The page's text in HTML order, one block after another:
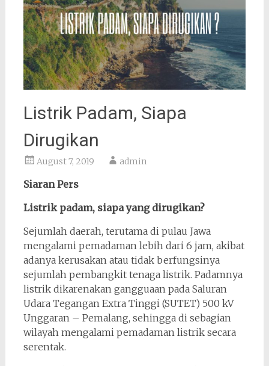
Listrik Padam, Siapa
Dirugikan
August 7, 2019 admin
Siaran Pers
Listrik padam, siapa yang dirugikan?
Sejumlah daerah, terutama di pulau Jawa
mengalami pemadaman lebih dari 6 jam, akibat
adanya kerusakan atau tidak berfungsinya
sejumlah pembangkit tenaga listrik. Padamnya
listrik dikarenakan gangguaan pada Saluran
Udara Tegangan Extra Tinggi (SUTET) 500 kV
Unggaran – Pemalang, sehingga di sebagian
wilayah mengalami pemadaman listrik secara
serentak.